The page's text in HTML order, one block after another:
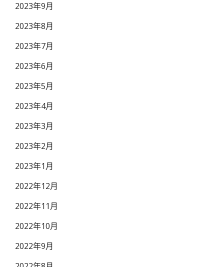
2023年9月
2023年8月
2023年7月
2023年6月
2023年5月
2023年4月
2023年3月
2023年2月
2023年1月
2022年12月
2022年11月
2022年10月
2022年9月